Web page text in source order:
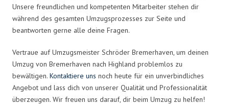
Unsere freundlichen und kompetenten Mitarbeiter stehen dir
während des gesamten Umzugsprozesses zur Seite und
beantworten gerne alle deine Fragen.
Vertraue auf Umzugsmeister Schröder Bremerhaven, um deinen
Umzug von Bremerhaven nach Highland problemlos zu
bewältigen. Kontaktiere uns noch heute für ein unverbindliches
Angebot und lass dich von unserer Qualität und Professionalität
überzeugen. Wir freuen uns darauf, dir beim Umzug zu helfen!